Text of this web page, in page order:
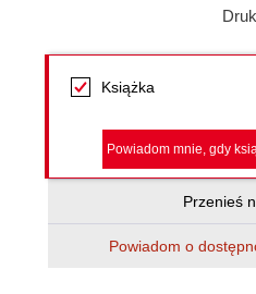
Książka
Powiadom mnie, gdy
Przenieś
Powiadom o